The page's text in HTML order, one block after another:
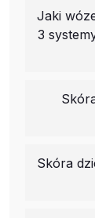
Jaki
3
Skóra